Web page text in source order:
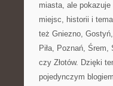
miasta, ale
miejsc, historii i
też Gniezno,
Piła, Poznań,
czy Złotów. Dzięki
pojedynczym